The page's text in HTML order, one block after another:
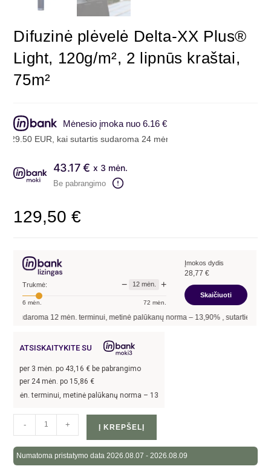
Difuzinė plėvelė Delta-XX Plus®
Light, 120g/m², 2 lipnūs kraštai,
75m²
Mėnesio įmoka nuo 6.16 €
kai sutartis sudaroma 24 mėn. terminui, metinė palūkanų norma
43.17 € x 3 mėn.
Be pabrangimo
129,50€
Trukmė: − 12mėn. +
6 mėn. 72 mėn.
Įmokos dydis
28,77 €
Skaičiuoti
12mėn. terminui, metinė palūkanų norma –13,90%, sutarties sudarymo
ATSISKAITYKITE SU
per 3 mėn. po 43,16 € be pabrangimo
per 24 mėn. po 15,86 €
metinė palūkanų norma –13,9%, sutarties sudarymo mokestis -
- + Į KREPŠELĮ
Numatoma pristatymo data 2026.08.07 - 2026.08.09